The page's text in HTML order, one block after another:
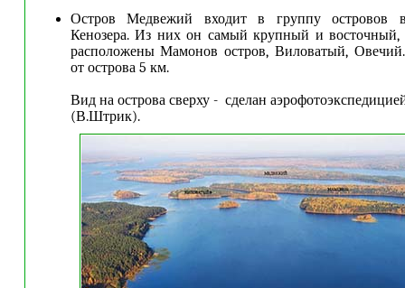
Остров Медвежий входит в группу островов
Кенозера. Из них он самый крупный и восточный,
расположены Мамонов остров, Виловатый,
от острова 5 км.
Вид на острова сверху - сделан
(В.Штрик).